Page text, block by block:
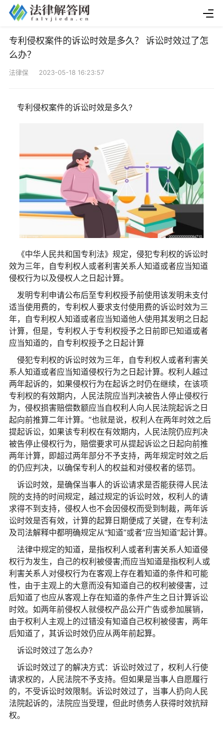
专利侵权案件的诉讼时效是多久？ 诉讼时效过了怎
么办？
法律保 2023-05-18 16:23:57
专利侵权案件的诉讼时效是多久?
《中华人民共和国专利法》规定，侵犯专利权的诉讼时
效为三年，自专利权人或者利害关系人知道或者应当知道
侵权行为以及侵权人之日起计算。
发明专利申请公布后至专利权授予前使用该发明未支付
适当使用费的，专利权人要求支付使用费的诉讼时效为三
年，自专利权人知道或者应当知道他人使用其发明之日起
计算，但是，专利权人于专利权授予之日前即已知道或者
应当知道的，自专利权授予之日起计算
侵犯专利权的诉讼时效为三年，自专利权人或者利害关
系人知道或者应当知道侵权行为之日起计算。权利人越过
两年起诉的，如果侵权行为在起诉之时仍在继续，在该项
专利权的有效期内，人民法院应当判决被告人停止侵权行
为，侵权损害赔偿数额应当自权利人向人民法院起诉之日
起向前推算二年计算。”也就是说，权利人在两年时效之后
提起诉讼，如果该专利权在有效期内，人民法院仍应判决
被告停止侵权行为，赔偿要求可从提起诉讼之日起向前推
两年计算，即超过两年部分不予支持，两年规定时效之后
的仍应判决，以确保专利人的权益和对侵权者的惩罚。
诉讼时效，是确保当事人的诉讼请求是否能获得人民法
院的支持的时间规定，越过规定的诉讼时效，权利人的请
求得不到支持，侵权人也不会因侵权而受到制裁，两年诉
讼时效是否有效，计算的起算日期便成了关键，在专利法
及司法解释中都明确规定从“知道”或者“应当知道”起计算。
法律中规定的知道，是指权利人或者利害关系人知道侵
权行为发生，自己的权利被侵害;而应当知道是指权利人或
利害关系人对侵权行为在客观上存在着知道的条件和可能
性，由于主观上的大意而没有知道自己的权利被侵害，过
后知道了也应从客观上存在知道的条件产生之日计算诉讼
时效。如两年前侵权人就侵权产品公开广告或参加展销，
由于权利人主观上的过错没有知道自己权利被侵害，两年
后知道了，其诉讼时效仍应从两年前起算。
诉讼时效过了怎么办?
诉讼时效过了的解决方式：诉讼时效过了，权利人行使
请求权的，人民法院不予支持。但如果是当事人自愿履行
的，不受诉讼时效限制。诉讼时效过了，当事人扔向人民
法院起诉的，法院应当受理，但此时债务人获得时效抗辩
权。